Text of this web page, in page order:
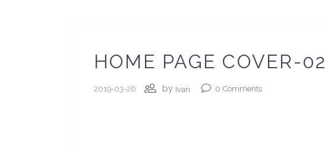
HOME PAGE COVER-02
2019-03-26 by Ivan 0 Comments